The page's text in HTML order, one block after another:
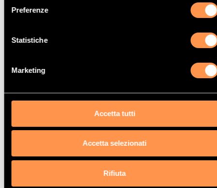
Preferenze
Statistiche
Marketing
Accetta tutti
Accetta selezionati
Rifiuta